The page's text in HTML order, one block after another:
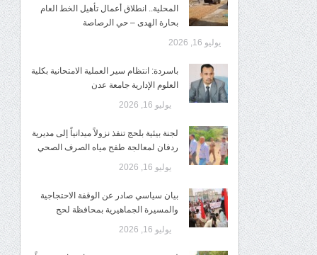
المحلية.. انطلاق أعمال تأهيل الخط العام
بحارة الهدى – حي الرصاصة
يوليو 16, 2026
باسردة: انتظام سير العملية الامتحانية بكلية
العلوم الإدارية جامعة عدن
يوليو 16, 2026
لجنة بيئية بلحج تنفذ نزولاً ميدانياً إلى مديرية
ردفان لمعالجة طفح مياه الصرف الصحي
يوليو 16, 2026
بيان سياسي صادر عن الوقفة الاحتجاجية
والمسيرة الجماهيرية بمحافظة لحج
يوليو 16, 2026